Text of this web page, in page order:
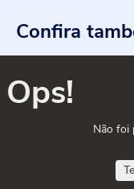
Confira
Ops!
Não foi